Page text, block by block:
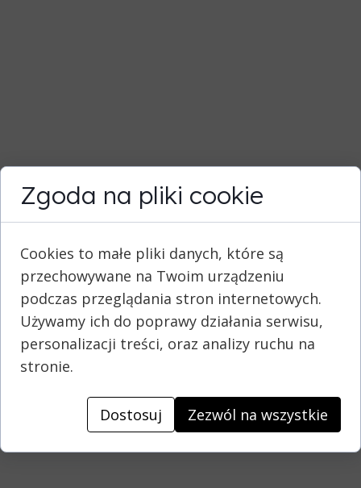
Zgoda na pliki cookie
Cookies to małe pliki danych, które są
przechowywane na Twoim urządzeniu
podczas przeglądania stron internetowych.
Używamy ich do poprawy działania serwisu,
personalizacji treści, oraz analizy ruchu na
stronie.
Dostosuj Zezwól na wszystkie